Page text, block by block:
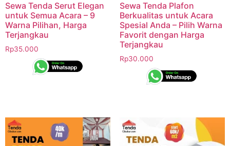
Sewa Tenda Serut Elegan
untuk Semua Acara – 9
Warna Pilihan, Harga
Terjangkau
Rp35.000
Sewa Tenda Plafon
Berkualitas untuk Acara
Spesial Anda – Pilih Warna
Favorit dengan Harga
Terjangkau
Rp30.000